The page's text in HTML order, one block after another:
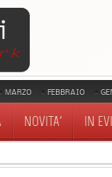
MARZO FEBBRAIO
NOVITA' IN